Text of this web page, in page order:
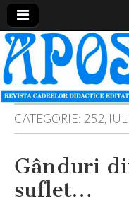
Revista
cadrelor
didactice
din
judetul
Neamt
CATEGORIE: 252,
Gânduri
suflet…